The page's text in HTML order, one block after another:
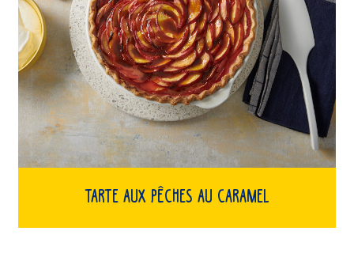
Tarte aux pêches au caramel